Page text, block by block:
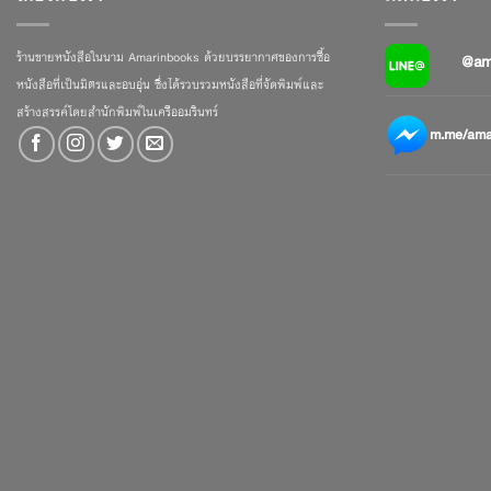
ร้านขายหนังสือในนาม Amarinbooks ด้วยบรรยากาศของการซื้อ
หนังสือที่เป็นมิตรและอบอุ่น ซึ่งได้รวบรวมหนังสือที่จัดพิมพ์และ
สร้างสรรค์โดยสำนักพิมพ์ในเครืออมรินทร์
m.me/